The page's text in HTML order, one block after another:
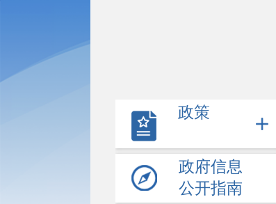
政策
政府信息
公开指南